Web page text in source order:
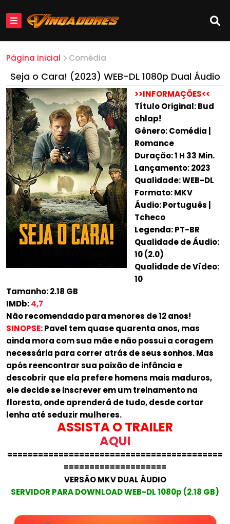
Página inicial Comédia
Seja o Cara! (2023) WEB-DL 1080p Dual Áudio
>>INFORMAÇÕES<<
Título Original: Bud
chlap!
Gênero: Comédia |
Romance
Duração: 1 H 33 Min.
Lançamento: 2023
Qualidade: WEB-DL
Formato: MKV
Áudio: Português |
Tcheco
Legenda: PT-BR
Qualidade de Áudio:
10 (2.0)
Qualidade de Vídeo:
10
Tamanho: 2.18 GB
IMDb:4,7
Não recomendado para menores de 12 anos!
SINOPSE:Pavel tem quase quarenta anos, mas
ainda mora com sua mãe e não possui a coragem
necessária para correr atrás de seus sonhos. Mas
após reencontrar sua paixão de infância e
descobrir que ela prefere homens mais maduros,
ele decide se inscrever em um treinamento na
floresta, onde aprenderá de tudo, desde cortar
lenha até seduzir mulheres.
ASSISTA O TRAILER
AQUI
==========================================
====================
VERSÃO MKV DUAL ÁUDIO
SERVIDOR PARA DOWNLOAD WEB-DL 1080p (2.18 GB)